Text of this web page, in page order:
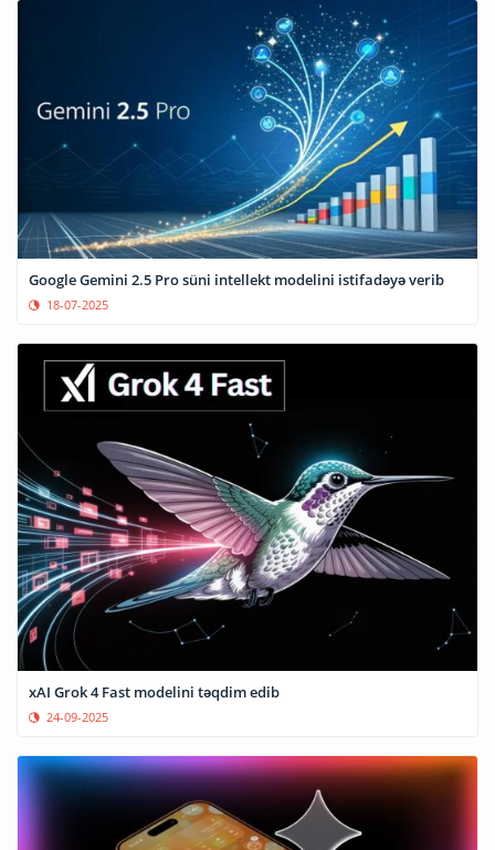
Google Gemini 2.5 Pro süni intellekt modelini istifadəyə verib
18-07-2025
xAI Grok 4 Fast modelini təqdim edib
24-09-2025